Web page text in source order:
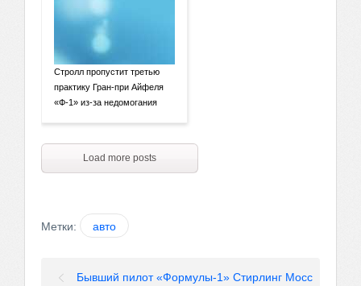
Стролл пропустит третью
практику Гран-при Айфеля
«Ф-1» из-за недомогания
Load more posts
Метки: авто
Бывший пилот «Формулы-1» Стирлинг Мосс